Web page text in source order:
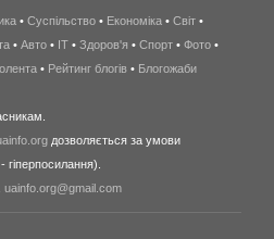
беспроводной
интернет
киев
wimax
в
• Суспільство • Економіка • Світ •
• Авто • IT • Здоров'я • Спорт • Фото •
• Рейтинг блогів • Блогожаби
дозволяється за умови
uainfo.org@gmail.com